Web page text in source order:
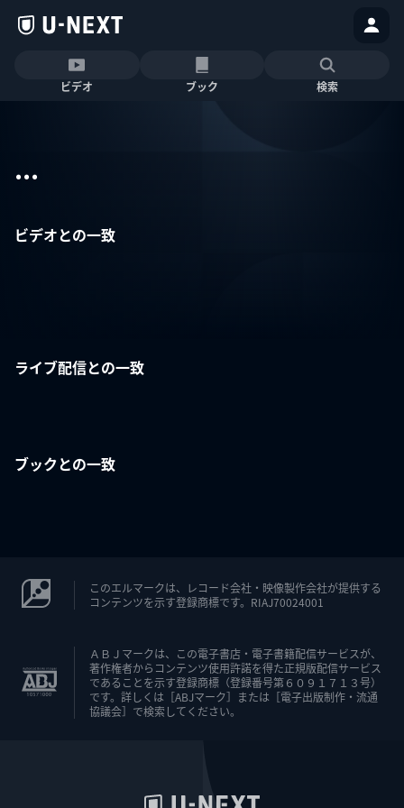
ビデオ ブック 検索
...
ビデオとの一致
ライブ配信との一致
ブックとの一致
このエルマークは、レコード会社・映像製作会社が提供する
コンテンツを示す登録商標です。RIAJ70024001
ＡＢＪマークは、この電子書店・電子書籍配信サービスが、
著作権者からコンテンツ使用許諾を得た正規版配信サービス
であることを示す登録商標（登録番号第６０９１７１３号）
です。詳しくは［ABJマーク］または［電子出版制作・流通
協議会］で検索してください。